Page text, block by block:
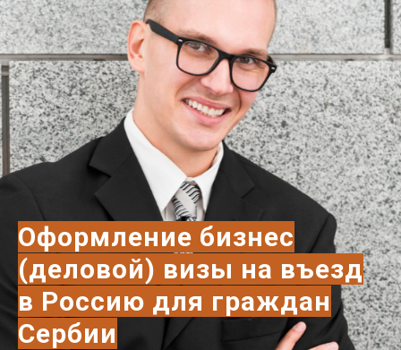
Оформление бизнес
(деловой) визы на въезд
в Россию для граждан
Сербии